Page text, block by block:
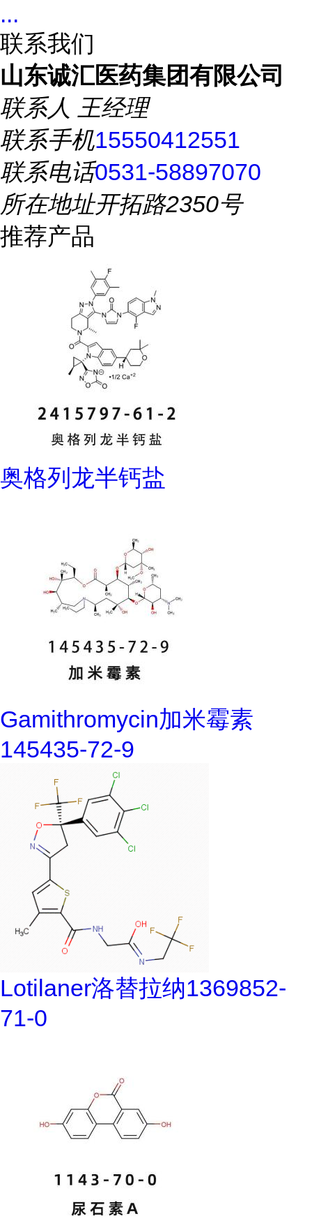
...
联系我们
山东诚汇医药集团有限公司
联系人 王经理
联系手机15550412551
联系电话0531-58897070
所在地址开拓路2350号
推荐产品
奥格列龙半钙盐
Gamithromycin加米霉素
145435-72-9
Lotilaner洛替拉纳1369852-
71-0